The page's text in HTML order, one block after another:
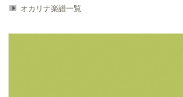
オカリナ楽譜一覧